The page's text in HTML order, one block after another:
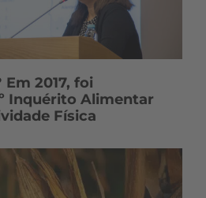
2017, foi
Inquérito Alimentar
Física